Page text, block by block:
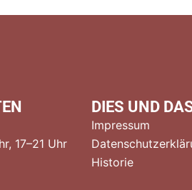
17–21 Uhr
DIES UND
Impressum
Historie